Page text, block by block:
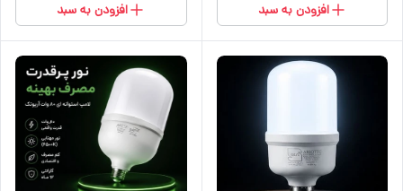
افزودن به سبد افزودن به سبد